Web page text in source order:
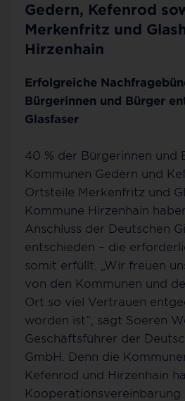
Gedern, Kefenrod
Merkenfritz und
Hirzenhain
Erfolgreiche
Bürgerinnen und Bürger
Glasfaser
40 % der Bürgerinnen und
Kommunen Gedern und
Ortsteile Merkenfritz und
Kommune Hirzenhain
Anschluss der Deutschen
entschieden – die
somit erfüllt. „Wir freuen
von den Kommunen und
Ort so viel Vertrauen
worden ist“, sagt Soeren
Geschäftsführer der
GmbH. Denn die
Kefenrod und Hirzenhain
Kooperationsvereinbarung